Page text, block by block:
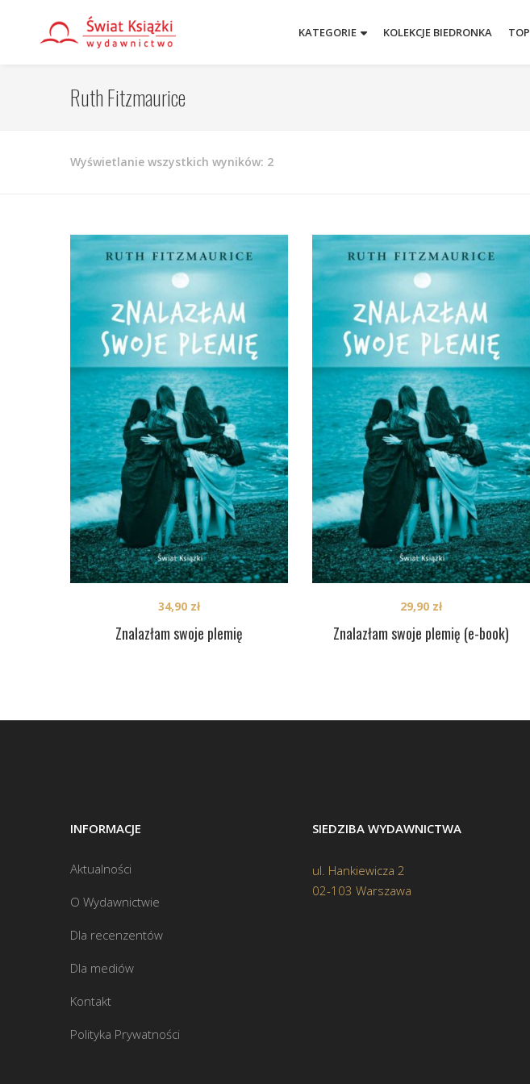
KATEGORIE KOLEKCJE BIEDRONKA TOP
Ruth Fitzmaurice
Wyświetlanie wszystkich wyników: 2Posortowane
Znalazłam swoje plemię
34,90 zł
Znalazłam swoje plemię (e-book)
29,90 zł
INFORMACJE
Aktualności
O Wydawnictwie
Dla recenzentów
Dla mediów
Kontakt
Polityka Prywatności
SIEDZIBA WYDAWNICTWA
ul. Hankiewicza 2
02-103 Warszawa